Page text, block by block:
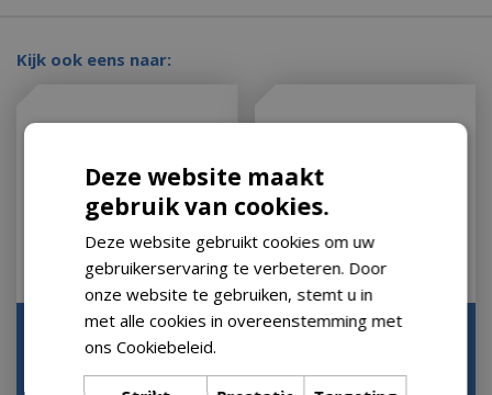
Kijk ook eens naar:
Napoleon 8 stuks RVS
Multifunctionele Spiezen
Weber spiesenset
Deze website maakt
gebruik van cookies.
Deze website gebruikt cookies om uw
gebruikerservaring te verbeteren. Door
onze website te gebruiken, stemt u in
met alle cookies in overeenstemming met
ons Cookiebeleid.